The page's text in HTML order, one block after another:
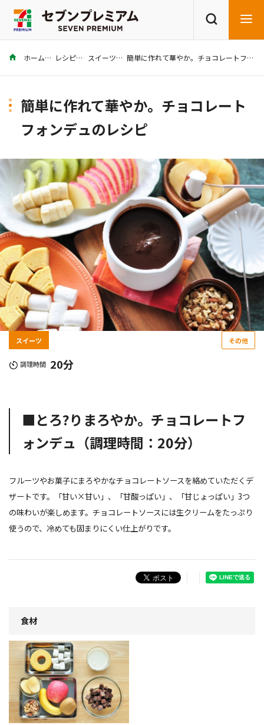
商品を探す レシピを探す
ホーム レシピ スイーツ 簡単に作れて華やか。チョコレートフォンデュのレシピ
簡単に作れて華やか。チョコレート
フォンデュのレシピ
スイーツ その他
調理時間 20分
■とろ?りまろやか。チョコレートフ
ォンデュ（調理時間：20分）
フルーツやお菓子にまろやかなチョコレートソースを絡めていただくデ
ザートです。「甘い×甘い」、「甘酸っぱい」、「甘じょっぱい」3つ
の味わいが楽しめます。チョコレートソースには生クリームをたっぷり
使うので、冷めても固まりにくい仕上がりです。
食材